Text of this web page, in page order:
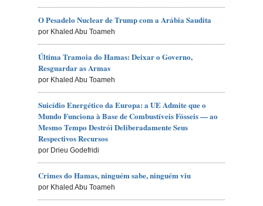
O Pesadelo Nuclear de Trump com a Arábia Saudita
por Khaled Abu Toameh
Última Tramoia do Hamas: Deixar o Governo,
Resguardar as Armas
por Khaled Abu Toameh
Suicídio Energético da Europa: a UE Admite que o
Mundo Funciona à Base de Combustíveis Fósseis — ao
Mesmo Tempo Destrói Deliberadamente Seus
Respectivos Recursos
por Drieu Godefridi
Crimes do Hamas, ninguém sabe, ninguém viu
por Khaled Abu Toameh